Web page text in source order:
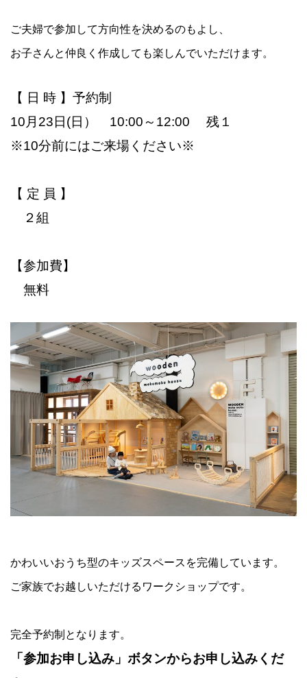
ご夫婦で参加して方向性を決めるのもよし、
お子さんと仲良く作成しても楽しんでいただけます。
【 日 時 】予約制
10月23日(日） 10:00～12:00 残１
※10分前にはご来場ください※
【 定 員 】
２組
【参加費】
無料
かわいいおうち型のキッズスペースを完備しています。
ご家族でお越しいただけるワークショップです。
完全予約制となります。
「参加お申し込み」ボタンからお申し込みくだ